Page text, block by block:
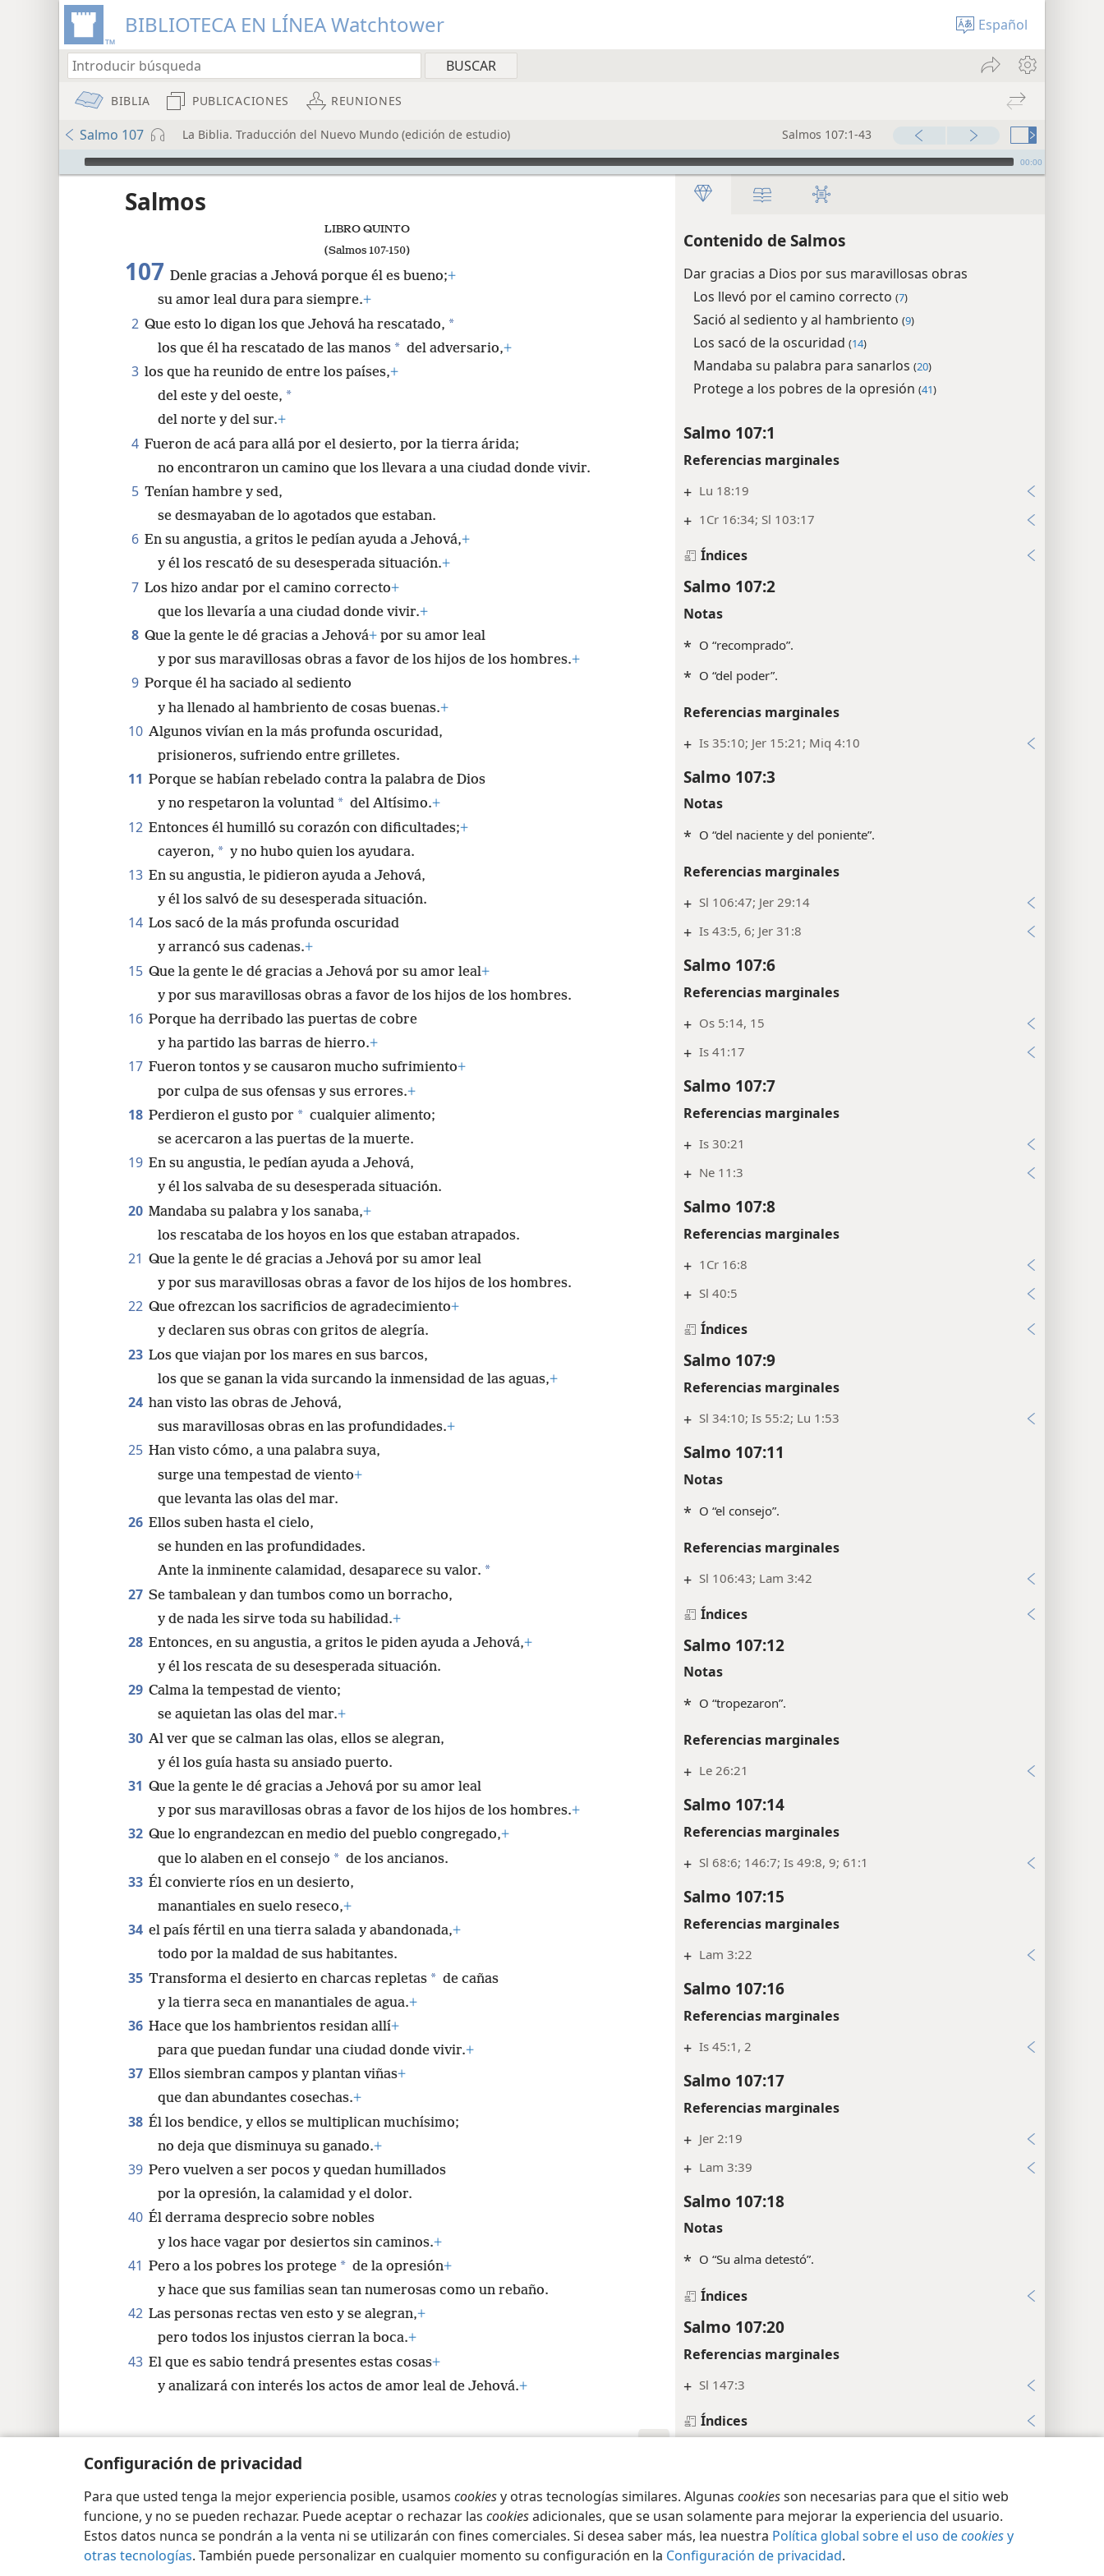
Configuración de privacidad
Para que usted tenga la mejor experiencia posible, usamos cookiesy otras tecnologías similares. Algunas cookiesson necesarias para que el sitio web
funcione, y no se pueden rechazar. Puede aceptar o rechazar las cookiesadicionales, que se usan solamente para mejorar la experiencia del usuario.
Estos datos nunca se pondrán a la venta ni se utilizarán con fines comerciales. Si desea saber más, lea nuestra Política global sobre el uso decookiesy
otras tecnologías. También puede personalizar en cualquier momento su configuración en la Configuración de privacidad.
BIBLIOTECA EN LÍNEA Watchtower Español
BIBLIA PUBLICACIONES REUNIONES
Salmo 107 La Biblia. Traducción del Nuevo Mundo (edición de estudio) Salmos 107:1-43
Audio Player 00:00
Contenido de Salmos
Dar gracias a Dios por sus maravillosas obras
Los llevó por el camino correcto (7)
Sació al sediento y al hambriento (9)
Los sacó de la oscuridad (14)
Mandaba su palabra para sanarlos (20)
Protege a los pobres de la opresión (41)
Salmo 107:1
Referencias marginales
+ Lu 18:19
+ 1Cr 16:34; Sl 103:17
Índices
Salmo 107:2
Notas
* O “recomprado”.
* O “del poder”.
Referencias marginales
+ Is 35:10; Jer 15:21; Miq 4:10
Salmo 107:3
Notas
* O “del naciente y del poniente”.
Referencias marginales
+ Sl 106:47; Jer 29:14
+ Is 43:5, 6; Jer 31:8
Salmo 107:6
Referencias marginales
+ Os 5:14, 15
+ Is 41:17
Salmo 107:7
Referencias marginales
+ Is 30:21
+ Ne 11:3
Salmo 107:8
Referencias marginales
+ 1Cr 16:8
+ Sl 40:5
Índices
Salmo 107:9
Referencias marginales
+ Sl 34:10; Is 55:2; Lu 1:53
Salmo 107:11
Notas
* O “el consejo”.
Referencias marginales
+ Sl 106:43; Lam 3:42
Índices
Salmo 107:12
Notas
* O “tropezaron”.
Referencias marginales
+ Le 26:21
Salmo 107:14
Referencias marginales
+ Sl 68:6; 146:7; Is 49:8, 9; 61:1
Salmo 107:15
Referencias marginales
+ Lam 3:22
Salmo 107:16
Referencias marginales
+ Is 45:1, 2
Salmo 107:17
Referencias marginales
+ Jer 2:19
+ Lam 3:39
Salmo 107:18
Notas
* O “Su alma detestó”.
Índices
Salmo 107:20
Referencias marginales
+ Sl 147:3
Índices
+ Le 7:12; Sl 50:14
Salmo 107:23
Salmos
LIBRO QUINTO
(Salmos 107-150)
107 Denle gracias a Jehová porque él es bueno;+
su amor leal dura para siempre.+
2 Que esto lo digan los que Jehová ha rescatado, *
los que él ha rescatado de las manos * del adversario,+
3 los que ha reunido de entre los países,+
del este y del oeste, *
del norte y del sur.+
4 Fueron de acá para allá por el desierto, por la tierra árida;
no encontraron un camino que los llevara a una ciudad donde vivir.
5 Tenían hambre y sed,
se desmayaban de lo agotados que estaban.
6 En su angustia, a gritos le pedían ayuda a Jehová,+
y él los rescató de su desesperada situación.+
7 Los hizo andar por el camino correcto+
que los llevaría a una ciudad donde vivir.+
8 Que la gente le dé gracias a Jehová+ por su amor leal
y por sus maravillosas obras a favor de los hijos de los hombres.+
9 Porque él ha saciado al sediento
y ha llenado al hambriento de cosas buenas.+
10 Algunos vivían en la más profunda oscuridad,
prisioneros, sufriendo entre grilletes.
11 Porque se habían rebelado contra la palabra de Dios
y no respetaron la voluntad * del Altísimo.+
12 Entonces él humilló su corazón con dificultades;+
cayeron, * y no hubo quien los ayudara.
13 En su angustia, le pidieron ayuda a Jehová,
y él los salvó de su desesperada situación.
14 Los sacó de la más profunda oscuridad
y arrancó sus cadenas.+
15 Que la gente le dé gracias a Jehová por su amor leal+
y por sus maravillosas obras a favor de los hijos de los hombres.
16 Porque ha derribado las puertas de cobre
y ha partido las barras de hierro.+
17 Fueron tontos y se causaron mucho sufrimiento+
por culpa de sus ofensas y sus errores.+
18 Perdieron el gusto por * cualquier alimento;
se acercaron a las puertas de la muerte.
19 En su angustia, le pedían ayuda a Jehová,
y él los salvaba de su desesperada situación.
20 Mandaba su palabra y los sanaba,+
los rescataba de los hoyos en los que estaban atrapados.
21 Que la gente le dé gracias a Jehová por su amor leal
y por sus maravillosas obras a favor de los hijos de los hombres.
22 Que ofrezcan los sacrificios de agradecimiento+
y declaren sus obras con gritos de alegría.
23 Los que viajan por los mares en sus barcos,
los que se ganan la vida surcando la inmensidad de las aguas,+
24 han visto las obras de Jehová,
sus maravillosas obras en las profundidades.+
25 Han visto cómo, a una palabra suya,
surge una tempestad de viento+
que levanta las olas del mar.
26 Ellos suben hasta el cielo,
se hunden en las profundidades.
Ante la inminente calamidad, desaparece su valor. *
27 Se tambalean y dan tumbos como un borracho,
y de nada les sirve toda su habilidad.+
28 Entonces, en su angustia, a gritos le piden ayuda a Jehová,+
y él los rescata de su desesperada situación.
29 Calma la tempestad de viento;
se aquietan las olas del mar.+
30 Al ver que se calman las olas, ellos se alegran,
y él los guía hasta su ansiado puerto.
31 Que la gente le dé gracias a Jehová por su amor leal
y por sus maravillosas obras a favor de los hijos de los hombres.+
32 Que lo engrandezcan en medio del pueblo congregado,+
que lo alaben en el consejo * de los ancianos.
33 Él convierte ríos en un desierto,
manantiales en suelo reseco,+
34 el país fértil en una tierra salada y abandonada,+
todo por la maldad de sus habitantes.
35 Transforma el desierto en charcas repletas * de cañas
y la tierra seca en manantiales de agua.+
36 Hace que los hambrientos residan allí+
para que puedan fundar una ciudad donde vivir.+
37 Ellos siembran campos y plantan viñas+
que dan abundantes cosechas.+
38 Él los bendice, y ellos se multiplican muchísimo;
no deja que disminuya su ganado.+
39 Pero vuelven a ser pocos y quedan humillados
por la opresión, la calamidad y el dolor.
40 Él derrama desprecio sobre nobles
y los hace vagar por desiertos sin caminos.+
41 Pero a los pobres los protege * de la opresión+
y hace que sus familias sean tan numerosas como un rebaño.
42 Las personas rectas ven esto y se alegran,+
pero todos los injustos cierran la boca.+
43 El que es sabio tendrá presentes estas cosas+
y analizará con interés los actos de amor leal de Jehová.+
© 2026 Watch Tower Bible and Tract Society of Pennsylvania